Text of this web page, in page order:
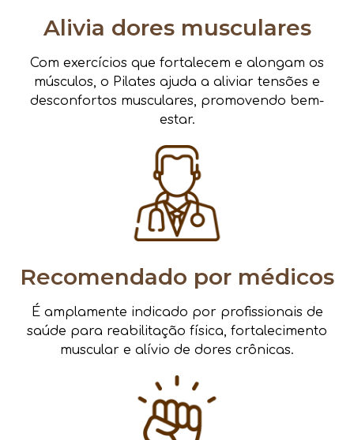
Alivia dores musculares
Com exercícios que fortalecem e alongam os
músculos, o Pilates ajuda a aliviar tensões e
desconfortos musculares, promovendo bem-
estar.
Recomendado por médicos
É amplamente indicado por profissionais de
saúde para reabilitação física, fortalecimento
muscular e alívio de dores crônicas.